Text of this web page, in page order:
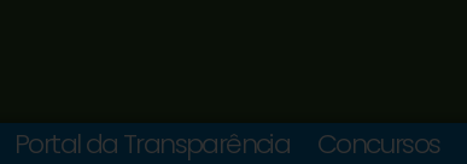
Portal da Transparência Concursos